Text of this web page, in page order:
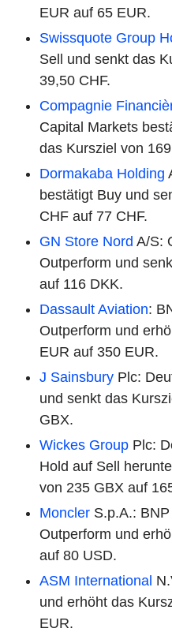
EUR auf 65 EUR.
Swissquote Group
Sell und senkt das
39,50 CHF.
Compagnie
Capital Markets
das Kursziel von
Dormakaba Holding
bestätigt Buy und
CHF auf 77 CHF.
GN Store Nord A/S:
Outperform und
auf 116 DKK.
Dassault Aviation:
Outperform und
EUR auf 350 EUR.
J Sainsbury Plc:
und senkt das
GBX.
Wickes Group Plc:
Hold auf Sell
von 235 GBX auf
Moncler S.p.A.:
Outperform und
auf 80 USD.
ASM International
und erhöht das
EUR.